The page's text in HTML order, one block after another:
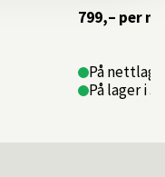
799,– per m²
På
På lager i